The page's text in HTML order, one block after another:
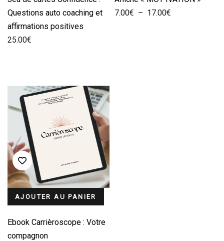
Questions auto coaching et
affirmations positives
25.00€
7.00€ – 17.00€
Plage
AJOUTER AU PANIER
Ebook Carrièroscope : Votre
compagnon